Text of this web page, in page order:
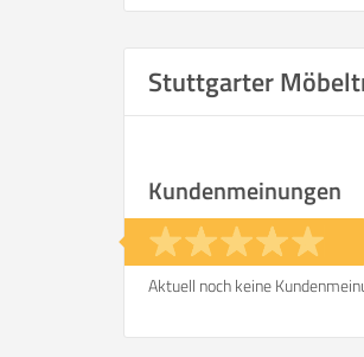
Stuttgarter
Kundenmeinungen
Aktuell noch keine